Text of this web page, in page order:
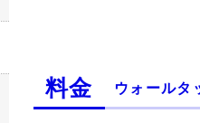
料金 ウォールタ